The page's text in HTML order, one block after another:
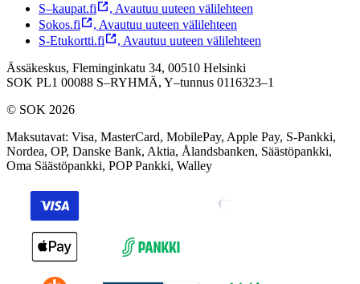
S–kaupat.fi , Avautuu uuteen välilehteen
Sokos.fi
, Avautuu uuteen välilehteen
S-Etukortti.fi
, Avautuu uuteen välilehteen
Ässäkeskus, Fleminginkatu 34, 00510 Helsinki
SOK PL1 00088 S–RYHMÄ, Y–tunnus 0116323–1
© SOK 2026
Maksutavat: Visa, MasterCard, MobilePay, Apple Pay, S-Pankki,
Nordea, OP, Danske Bank, Aktia, Ålandsbanken, Säästöpankki,
Oma Säästöpankki, POP Pankki, Walley